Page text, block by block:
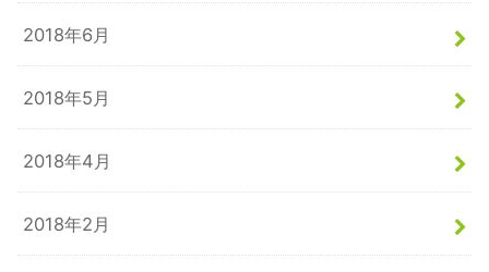
2018年6月
2018年5月
2018年4月
2018年2月